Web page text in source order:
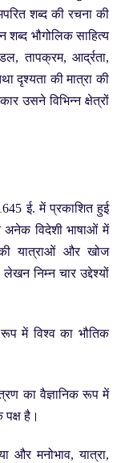
शब्द की रचना की
भौगोलिक साहित्य
तापक्रम, आर्द्रता,
दृश्यता की मात्रा की
उसने विभिन्न क्षेत्रों
ई. में प्रकाशित हुई
विदेशी भाषाओं में
यात्राओं और खोज
निम्न चार उद्देश्यों
में विश्व का भौतिक
का वैज्ञानिक रूप में
है।
और मनोभाव, यात्रा,